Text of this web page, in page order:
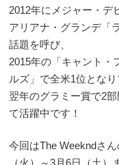
2012年にメジャー・デ
アリアナ・グランデ「
話題を呼び、
2015年の「キャント・
ルズ」で全米1位となり
翌年のグラミー賞で2
て活躍中です！
今回はThe Weekndさ